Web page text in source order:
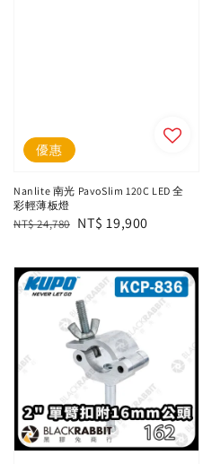
優惠
Nanlite 南光 PavoSlim 120C LED 全
彩輕薄板燈
Regular
NT$ 24,780 Sale
NT$ 19,900